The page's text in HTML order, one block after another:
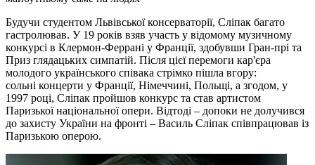
Будучи студентом Львівської консерваторії, Сліпак багато
гастролював. У 19 років взяв участь у відомому музичному
конкурсі в Клермон-Феррані у Франції, здобувши Гран-прі та
Приз глядацьких симпатій. Після цієї перемоги кар'єра
молодого українського співака стрімко пішла вгору:
сольні концерти у Франції, Німеччині, Польщі, а згодом, у
1997 році, Сліпак пройшов конкурс та став артистом
Паризької національної опери. Відтоді – допоки не долучився
до захисту України на фронті – Василь Сліпак співпрацював із
Паризькою оперою.